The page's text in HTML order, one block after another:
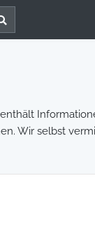
Wir selbst